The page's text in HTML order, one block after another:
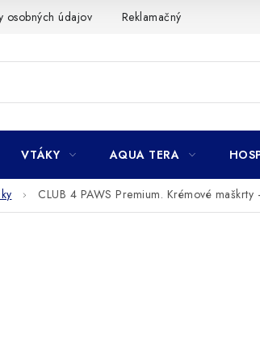
osobných údajov Reklamačný poriadok
VTÁKY AQUA TERA
CLUB 4 PAWS Premium. Krémové